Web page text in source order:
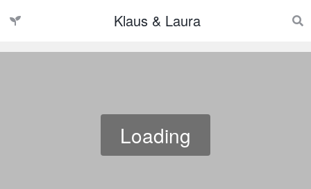
Klaus & Laura
Loading